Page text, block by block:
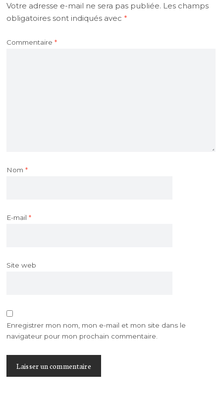
Votre adresse e-mail ne sera pas publiée. Les champs
obligatoires sont indiqués avec*
Commentaire*
Nom*
E-mail*
Site web
Enregistrer mon nom, mon e-mail et mon site dans le
navigateur pour mon prochain commentaire.